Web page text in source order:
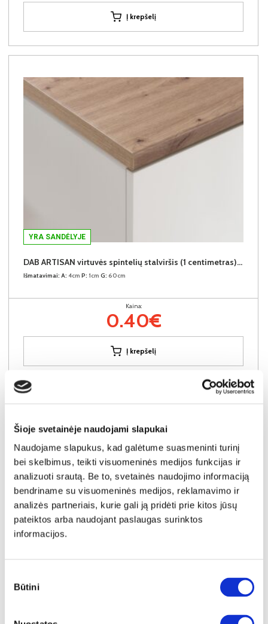
Šioje svetainėje naudojami slapukai
Naudojame slapukus, kad galėtume suasmeninti turinį
bei skelbimus, teikti visuomeninės medijos funkcijas ir
analizuoti srautą. Be to, svetainės naudojimo informaciją
bendriname su visuomeninės medijos, reklamavimo ir
analizės partneriais, kurie gali ją pridėti prie kitos jūsų
pateiktos arba naudojant paslaugas surinktos
informacijos.
pasirinkimas
Būtini
Į krepšelį
YRA SANDĖLYJE
DAB ARTISAN virtuvės spintelių stalviršis (1 centimetras) (Įvykdymo terminas iki 10d.d.)
Išmatavimai: A: 4cm P: 1cm G: 60cm
Kaina:
0.40€
Į krepšelį
LANGEN BEIGE D40S3 virtuvės spintelė (Beige/Dab Artisan)